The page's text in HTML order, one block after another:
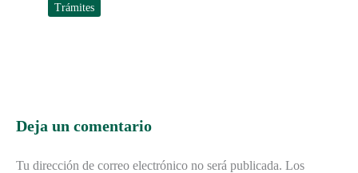
Trámites
Deja un comentario
Tu dirección de correo electrónico no será publicada. Los